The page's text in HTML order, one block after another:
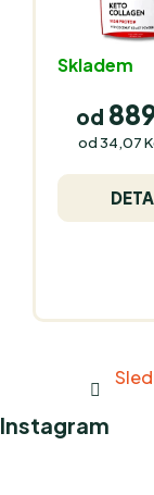
Skladem
od
Měrná
od 34,07
Instagram